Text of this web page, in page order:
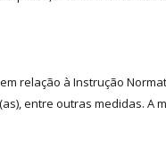
relação à Instrução
entre outras medidas. A